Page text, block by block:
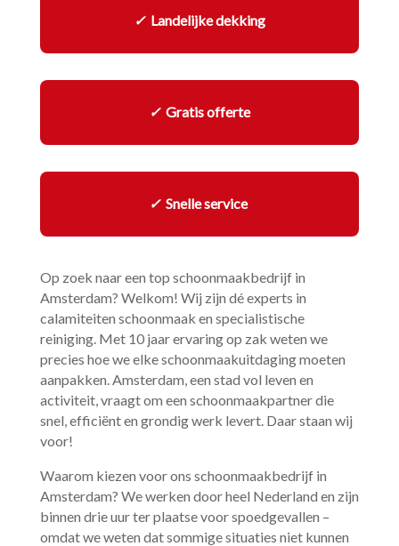
✓ Landelijke dekking
✓Gratis offerte
✓Snelle service
Op zoek naar een top schoonmaakbedrijf in
Amsterdam? Welkom! Wij zijn dé experts in
calamiteiten schoonmaak en specialistische
reiniging.​ Met 10 jaar ervaring op zak weten we
precies hoe we elke schoonmaakuitdaging moeten
aanpakken.​ Amsterdam, een stad vol leven en
activiteit, vraagt om een schoonmaakpartner die
snel, efficiënt en grondig werk levert.​ Daar staan wij
voor!
Waarom kiezen voor ons schoonmaakbedrijf in
Amsterdam? We werken door heel Nederland en zijn
binnen drie uur ter plaatse voor spoedgevallen –
omdat we weten dat sommige situaties niet kunnen